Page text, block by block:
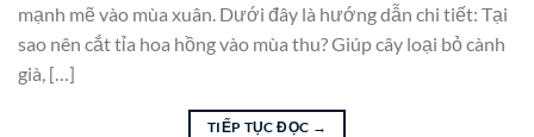
mạnh mẽ vào mùa xuân. Dưới đây là hướng dẫn chi tiết: Tại
sao nên cắt tỉa hoa hồng vào mùa thu? Giúp cây loại bỏ cành
già, […]
TIẾP TỤC ĐỌC →